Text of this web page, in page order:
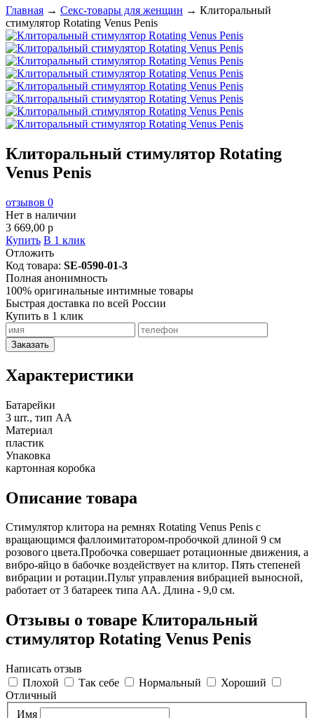
Главная → Секс-товары для женщин → Клиторальный
стимулятор Rotating Venus Penis
Клиторальный стимулятор Rotating
Venus Penis
отзывов 0
Нет в наличии
3 669,00 p
Купить В 1 клик
Отложить
Код товара: SE-0590-01-3
Полная анонимность
100% оригинальные интимные товары
Быстрая доставка по всей России
Купить в 1 клик
Заказать
Характеристики
Батарейки
3 шт., тип AA
Материал
пластик
Упаковка
картонная коробка
Описание товара
Стимулятор клитора на ремнях Rotating Venus Penis с
вращающимся фаллоимитатором-пробочкой длиной 9 см
розового цвета.Пробочка совершает ротационные движения, а
вибро-яйцо в бабочке воздействует на клитор. Пять степеней
вибрации и ротации.Пульт управления вибрацией выносной,
работает от 3 батареек типа АА. Длина - 9,0 см.
Отзывы о товаре Клиторальный
стимулятор Rotating Venus Penis
Написать отзыв
Плохой
Так себе Нормальный
Хороший
Отличный
Имя